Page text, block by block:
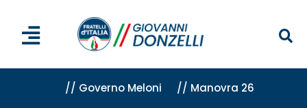
// Governo Meloni // Manovra 26